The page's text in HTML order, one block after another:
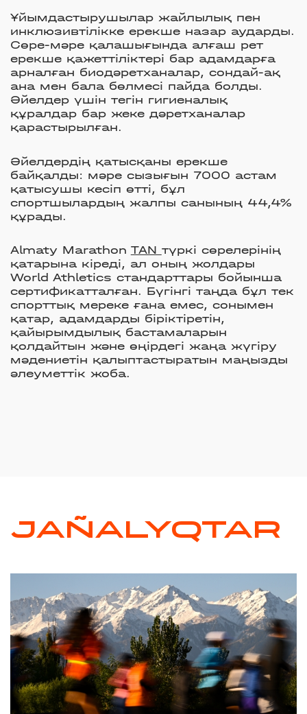
Ұйымдастырушылар жайлылық пен
инклюзивтілікке ерекше назар аударды.
Сөре-мәре қалашығында алғаш рет
ерекше қажеттіліктері бар адамдарға
арналған биодәретханалар, сондай-ақ
ана мен бала бөлмесі пайда болды.
Әйелдер үшін тегін гигиеналық
құралдар бар жеке дәретханалар
қарастырылған.
Әйелдердің қатысқаны ерекше
байқалды: мәре сызығын 7000 астам
қатысушы кесіп өтті, бұл
спортшылардың жалпы санының 44,4%
құрады.
Almaty Marathon TAN түркі сөрелерінің
қатарына кіреді, ал оның жолдары
World Athletics стандарттары бойынша
сертификатталған. Бүгінгі таңда бұл тек
спорттық мереке ғана емес, сонымен
қатар, адамдарды біріктіретін,
қайырымдылық бастамаларын
қолдайтын және өңірдегі жаңа жүгіру
мәдениетін қалыптастыратын маңызды
әлеуметтік жоба.
JAÑALYQTAR